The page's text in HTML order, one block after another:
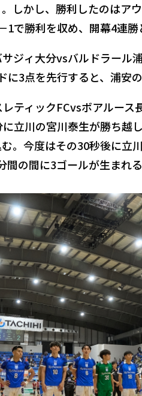
しかし、勝利したのはア
1で勝利を収め、開幕4連勝
ジィ大分vsバルドラール
に3点を先行すると、浦安
ティックFCvsボアルー
立川の宮川泰生が勝ち越
。今度はその30秒後に立
間の間に3ゴールが生まれ